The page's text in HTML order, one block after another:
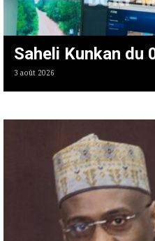
Saheli Kunkan du
3 août 2026